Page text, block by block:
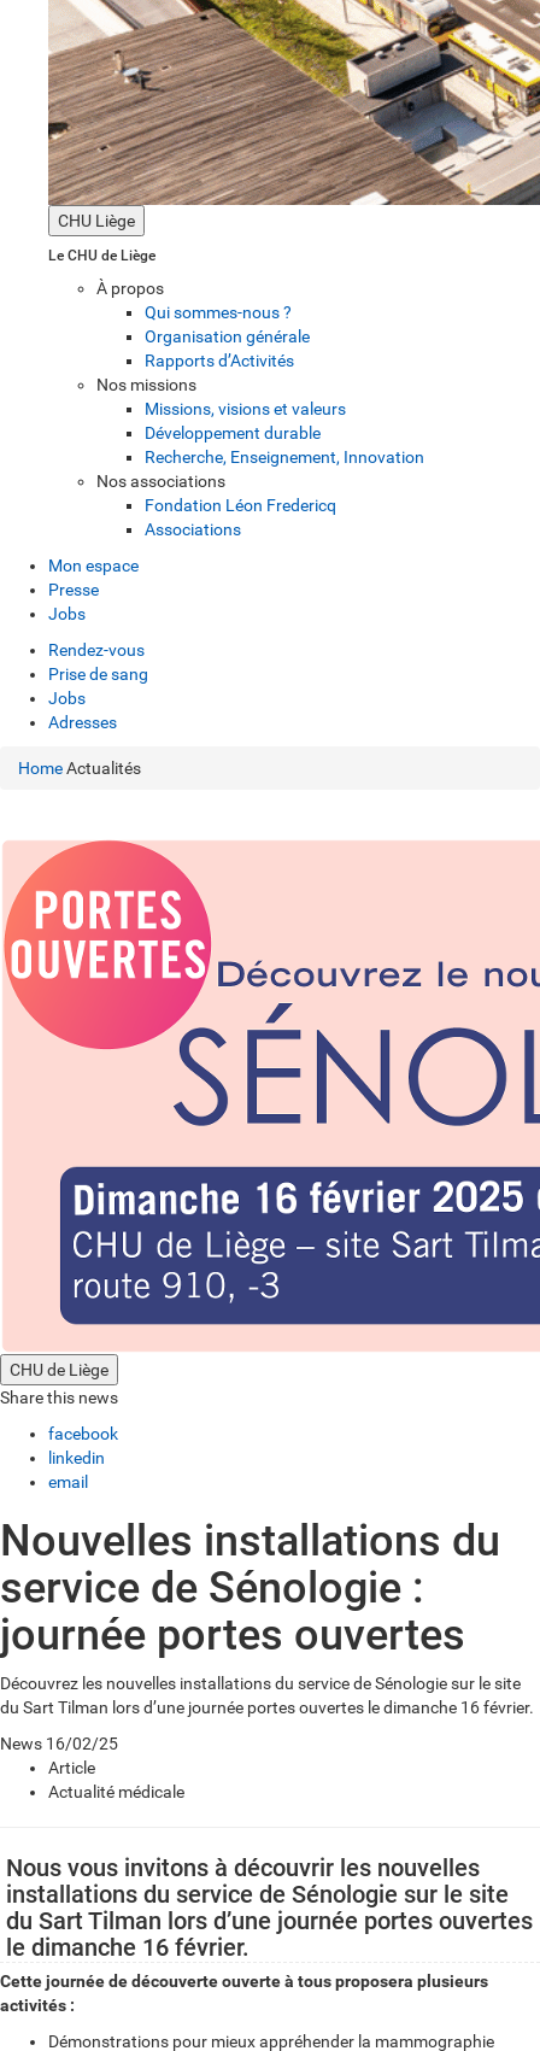
CHU Liège
Le CHU de Liège
À propos
Qui sommes-nous ?
Organisation générale
Rapports d’Activités
Nos missions
Missions, visions et valeurs
Développement durable
Recherche, Enseignement, Innovation
Nos associations
Fondation Léon Fredericq
Associations
Mon espace
Presse
Jobs
Rendez-vous
Prise de sang
Jobs
Adresses
HomeActualités
CHU de Liège
Share this news
facebook
linkedin
email
Nouvelles installations du
service de Sénologie :
journée portes ouvertes
Découvrez les nouvelles installations du service de Sénologie sur le site
du Sart Tilman lors d’une journée portes ouvertes le dimanche 16 février.
News 16/02/25
Article
Actualité médicale
Nous vous invitons à découvrir les nouvelles
installations du service de Sénologie sur le site
du Sart Tilman lors d’une journée portes ouvertes
le dimanche 16 février.
Cette journée de découverte ouverte à tous proposera plusieurs
activités :
Démonstrations pour mieux appréhender la mammographie